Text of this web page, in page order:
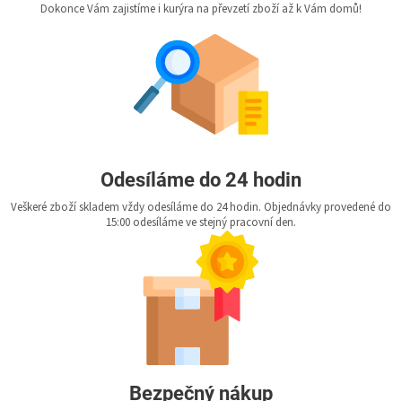
Dokonce Vám zajistíme i kurýra na převzetí zboží až k Vám domů!
Odesíláme do 24 hodin
Veškeré zboží skladem vždy odesíláme do 24 hodin. Objednávky provedené do
15:00 odesíláme ve stejný pracovní den.
Bezpečný nákup